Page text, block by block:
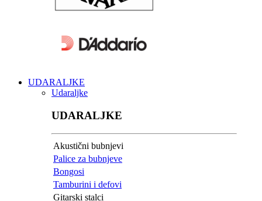
UDARALJKE
Udaraljke
UDARALJKE
Akustični bubnjevi
Palice za bubnjeve
Bongosi
Tamburini i defovi
Gitarski stalci